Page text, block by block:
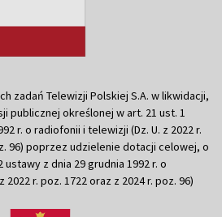
zadań Telewizji Polskiej S.A. w likwidacji,
publicznej określonej w art. 21 ust. 1
r. o radiofonii i telewizji (Dz. U. z 2022 r.
96) poprzez udzielenie dotacji celowej, o
z dnia 29 grudnia 1992 r. o
r. poz. 1722 oraz z 2024 r. poz. 96)